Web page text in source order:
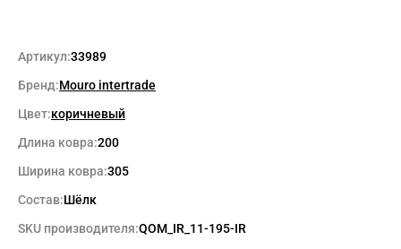
Артикул:33989
Бренд:Mouro intertrade
Цвет:коричневый
Длина ковра:200
Ширина ковра:305
Состав:Шёлк
SKU производителя:QOM_IR_11-195-IR